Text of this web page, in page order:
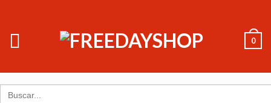
0
Search
for: